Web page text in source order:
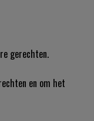
gerechten.
en om het